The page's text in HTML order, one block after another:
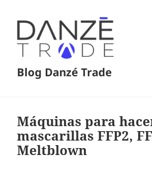
Blog Danzé Trade
Máquinas para
mascarillas FFP2,
Meltblown